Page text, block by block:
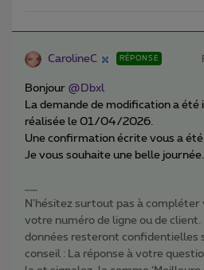
CarolineC RÉPONSE
Bonjour ​ @Dbxl
La demande de modification a
réalisée le 01/04/2026.
Une confirmation écrite vous a
Je vous souhaite une belle journée.
N'hésitez surtout pas à
votre numéro de ligne ou de client.
données resteront confidentielles
conseil : La réponse à votre